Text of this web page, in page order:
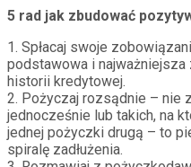
5 rad jak zbudować
1. Spłacaj swoje
podstawowa i
historii kredytowej.
2. Pożyczaj rozsądnie – nie
jednocześnie lub takich, na
jednej pożyczki drugą – to
spiralę zadłużenia.